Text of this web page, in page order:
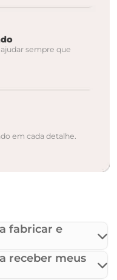
sempre que
em cada detalhe.
fabricar e
receber meus